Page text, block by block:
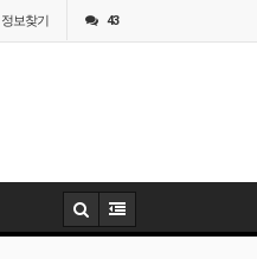
정보찾기 43